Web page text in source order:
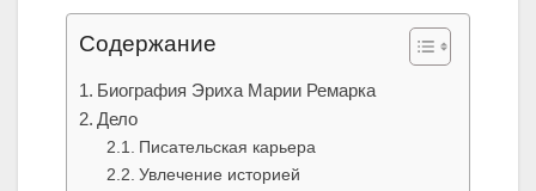
Содержание
Биография Эриха Марии Ремарка
Дело
Писательская карьера
Увлечение историей